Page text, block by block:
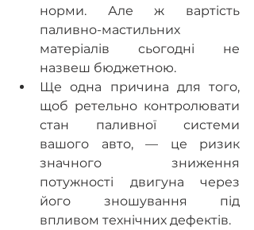
норми. Але ж вартість
паливно-мастильних
матеріалів сьогодні не
назвеш бюджетною.
Ще одна причина для того,
щоб ретельно контролювати
стан паливної системи
вашого авто, — це ризик
значного зниження
потужності двигуна через
його зношування під
впливом технічних дефектів.